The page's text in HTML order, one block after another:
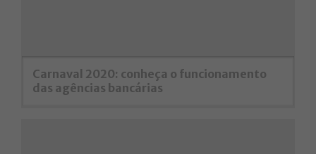
Carnaval 2020: conheça o funcionamento
das agências bancárias